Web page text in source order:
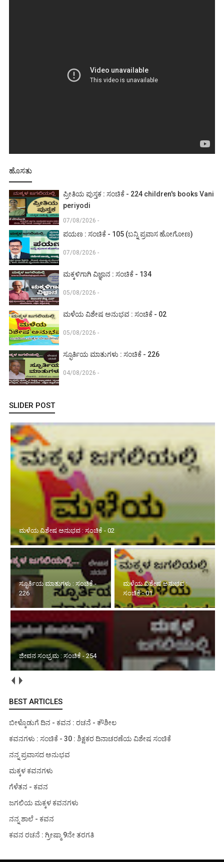
ಹೊಸತು
ಪ್ರೀತಿಯ ಪುಸ್ತಕ : ಸಂಚಿಕೆ - 224 children's books Vani
periyodi
07/08/2026 -
ಪಯಣ : ಸಂಚಿಕೆ - 105 (ಬನ್ನಿ ಪ್ರವಾಸ ಹೋಗೋಣ)
07/08/2026 -
ಮಕ್ಕಳಿಗಾಗಿ ವಿಜ್ಞಾನ : ಸಂಚಿಕೆ - 134
05/08/2026 -
ಮಳೆಯ ವಿಶೇಷ ಅನುಭವ : ಸಂಚಿಕೆ - 02
05/08/2026 -
ಸ್ಫೂರ್ತಿಯ ಮಾತುಗಳು : ಸಂಚಿಕೆ - 226
04/08/2026 -
SLIDER POST
ಮಳೆಯ ವಿಶೇಷ ಅನುಭವ : ಸಂಚಿಕೆ - 02
ಸ್ಫೂರ್ತಿಯ ಮಾತುಗಳು : ಸಂಚಿಕೆ -
226
ಮಳೆಯ ವಿಶೇಷ ಅನುಭವ :
ಸಂಚಿಕೆ - 01
ಜೀವನ ಸಂಭ್ರಮ : ಸಂಚಿಕೆ - 254
BEST ARTICLES
ಬೀಳ್ಕೊಡುಗೆ ದಿನ - ಕವನ : ರಚನೆ - ಕೌಶೀಲ
ಕವನಗಳು : ಸಂಚಿಕೆ - 30 : ಶಿಕ್ಷಕರ ದಿನಾಚರಣೆಯ ವಿಶೇಷ ಸಂಚಿಕೆ
ನನ್ನ ಪ್ರವಾಸದ ಅನುಭವ
ಮಕ್ಕಳ ಕವನಗಳು
ಗೆಳೆತನ - ಕವನ
ಜಗಲಿಯ ಮಕ್ಕಳ ಕವನಗಳು
ನನ್ನ ಶಾಲೆ - ಕವನ
ಕವನ ರಚನೆ : ಗ್ರೀಷ್ಮಾ 9ನೇ ತರಗತಿ